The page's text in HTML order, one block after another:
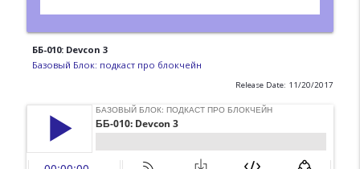
ББ-010: Devcon 3
Базовый Блок: подкаст про блокчейн
Release Date: 11/20/2017